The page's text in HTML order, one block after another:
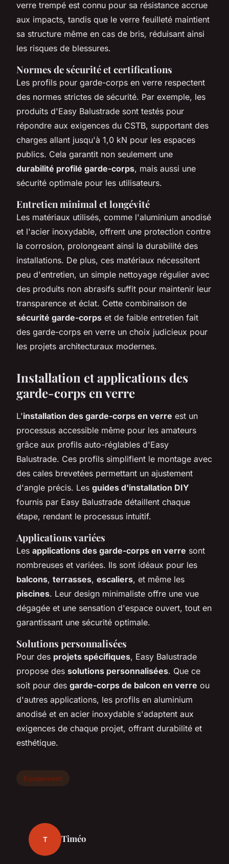
verre trempé est connu pour sa résistance accrue
aux impacts, tandis que le verre feuilleté maintient
sa structure même en cas de bris, réduisant ainsi
les risques de blessures.
Normes de sécurité et certifications
Les profils pour garde-corps en verre respectent
des normes strictes de sécurité. Par exemple, les
produits d'Easy Balustrade sont testés pour
répondre aux exigences du CSTB, supportant des
charges allant jusqu'à 1,0 kN pour les espaces
publics. Cela garantit non seulement une
durabilité profilé garde-corps, mais aussi une
sécurité optimale pour les utilisateurs.
Entretien minimal et longévité
Les matériaux utilisés, comme l'aluminium anodisé
et l'acier inoxydable, offrent une protection contre
la corrosion, prolongeant ainsi la durabilité des
installations. De plus, ces matériaux nécessitent
peu d'entretien, un simple nettoyage régulier avec
des produits non abrasifs suffit pour maintenir leur
transparence et éclat. Cette combinaison de
sécurité garde-corps et de faible entretien fait
des garde-corps en verre un choix judicieux pour
les projets architecturaux modernes.
Installation et applications des
garde-corps en verre
L'installation des garde-corps en verre est un
processus accessible même pour les amateurs
grâce aux profils auto-réglables d'Easy
Balustrade. Ces profils simplifient le montage avec
des cales brevetées permettant un ajustement
d'angle précis. Les guides d'installation DIY
fournis par Easy Balustrade détaillent chaque
étape, rendant le processus intuitif.
Applications variées
Les applications des garde-corps en verre sont
nombreuses et variées. Ils sont idéaux pour les
balcons, terrasses, escaliers, et même les
piscines. Leur design minimaliste offre une vue
dégagée et une sensation d'espace ouvert, tout en
garantissant une sécurité optimale.
Solutions personnalisées
Pour des projets spécifiques, Easy Balustrade
propose des solutions personnalisées. Que ce
soit pour des garde-corps de balcon en verre ou
d'autres applications, les profils en aluminium
anodisé et en acier inoxydable s'adaptent aux
exigences de chaque projet, offrant durabilité et
esthétique.
Équipement
T Timéo